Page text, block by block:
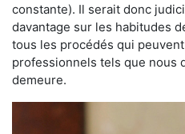
constante). Il serait donc
davantage sur les habitudes
tous les procédés qui
professionnels tels que nous
demeure.